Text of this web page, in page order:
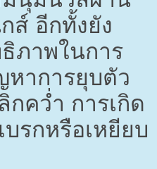
ส์ อีกทั้งยัง
ภาพในการ
าการยุบตัว
คว่ำ การเกิด
บรกหรือเหยียบ